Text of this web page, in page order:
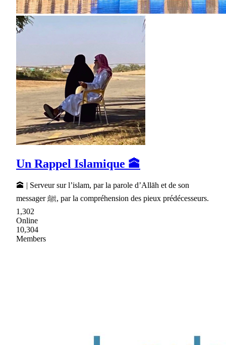
Un Rappel Islamique 🕋
🕋 | Serveur sur l’islam, par la parole d’Allāh et de son
messager ﷺ, par la compréhension des pieux prédécesseurs.
1,302
Online
10,304
Members